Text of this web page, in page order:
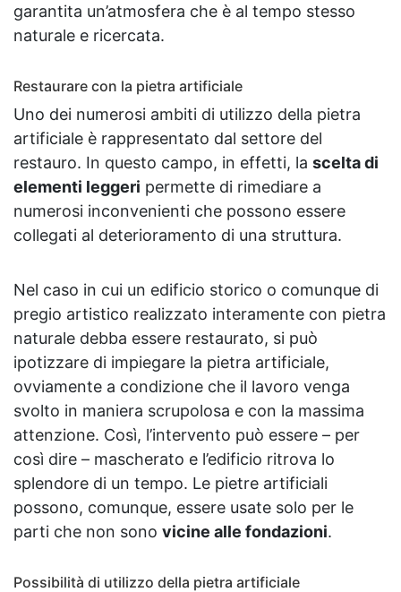
garantita un’atmosfera che è al tempo stesso
naturale e ricercata.
Restaurare con la pietra artificiale
Uno dei numerosi ambiti di utilizzo della pietra
artificiale è rappresentato dal settore del
restauro. In questo campo, in effetti, la scelta di
elementi leggeri permette di rimediare a
numerosi inconvenienti che possono essere
collegati al deterioramento di una struttura.
Nel caso in cui un edificio storico o comunque di
pregio artistico realizzato interamente con pietra
naturale debba essere restaurato, si può
ipotizzare di impiegare la pietra artificiale,
ovviamente a condizione che il lavoro venga
svolto in maniera scrupolosa e con la massima
attenzione. Così, l’intervento può essere – per
così dire – mascherato e l’edificio ritrova lo
splendore di un tempo. Le pietre artificiali
possono, comunque, essere usate solo per le
parti che non sono vicine alle fondazioni.
Possibilità di utilizzo della pietra artificiale